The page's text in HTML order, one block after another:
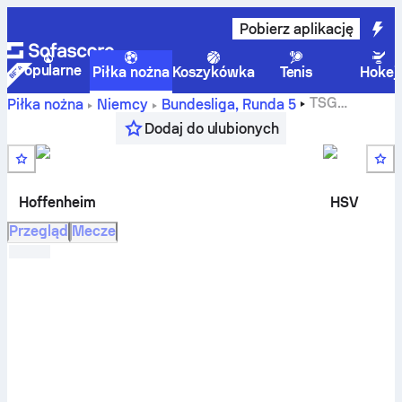
Pobierz aplikację
Popularne Piłka nożna Koszykówka Tenis
Hokej
Piłka nożna
Niemcy Bundesliga, Runda 5
TSG
Hamburger SVwynik na żywo, rezulaty H2H,
tabele i prognoza
Dodaj do ulubionych
Hoffenheim
HSV
Przegląd Mecze